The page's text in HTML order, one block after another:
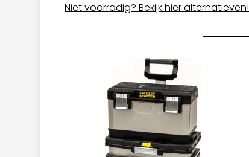
Niet voorradig? Bekijk hier alternatieven!